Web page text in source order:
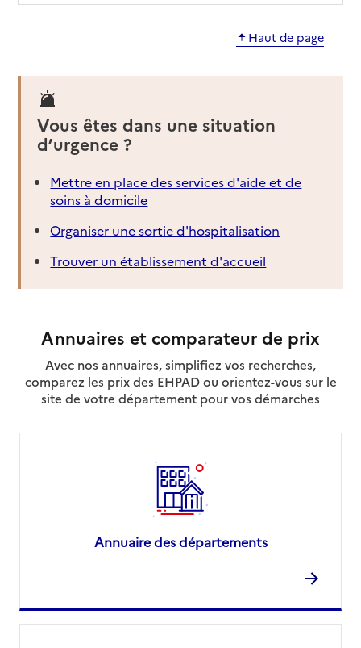
Haut de page
Vous êtes dans une situation
d’urgence ?
Mettre en place des services d'aide et de
soins à domicile
Organiser une sortie d'hospitalisation
Trouver un établissement d'accueil
Annuaires et comparateur de prix
Avec nos annuaires, simplifiez vos recherches,
comparez les prix des EHPAD ou orientez-vous sur le
site de votre département pour vos démarches
Annuaire des départements